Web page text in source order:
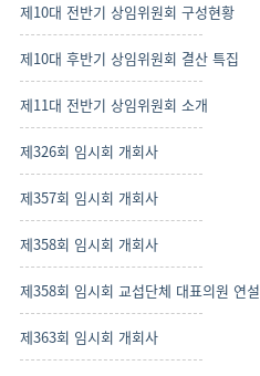
제10대 전반기 상임위원회 구성현황
제10대 후반기 상임위원회 결산 특집
제11대 전반기 상임위원회 소개
제326회 임시회 개회사
제357회 임시회 개회사
제358회 임시회 개회사
제358회 임시회 교섭단체 대표의원 연설
제363회 임시회 개회사